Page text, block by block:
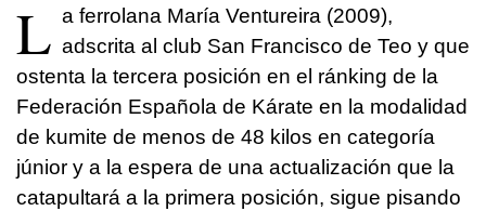
L a ferrolana María Ventureira (2009),
adscrita al club San Francisco de Teo y que
ostenta la tercera posición en el ránking de la
Federación Española de Kárate en la modalidad
de kumite de menos de 48 kilos en categoría
júnior y a la espera de una actualización que la
catapultará a la primera posición, sigue pisando